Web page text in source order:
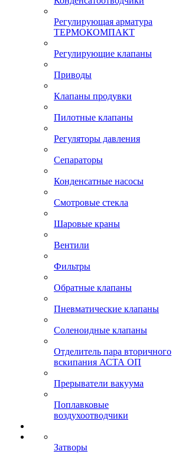
Регулирующая арматура
ТЕРМОКОМПАКТ
Регулирующие клапаны
Приводы
Клапаны продувки
Пилотные клапаны
Регуляторы давления
Сепараторы
Конденсатные насосы
Смотровые стекла
Шаровые краны
Вентили
Фильтры
Обратные клапаны
Пневматические клапаны
Соленоидные клапаны
Отделитель пара вторичного
вскипания АСТА ОП
Прерыватели вакуума
Поплавковые
воздухоотводчики
Затворы